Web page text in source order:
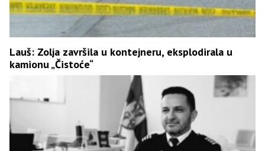
Lauš: Zolja završila u kontejneru, eksplodirala u
kamionu „Čistoće“